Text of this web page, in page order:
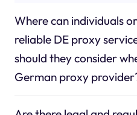
Where can individuals
reliable DE proxy
should they consider
German proxy